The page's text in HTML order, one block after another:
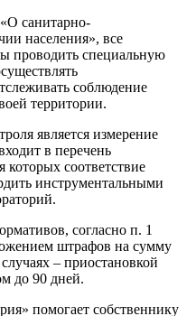
санитарно-
населения», все
проводить специальную
соблюдение
территории.
является измерение
в перечень
которых соответствие
инструментальными
согласно п. 1
штрафов на сумму
– приостановкой
до 90 дней.
помогает собственнику